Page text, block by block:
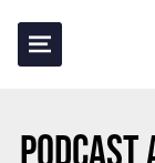
TERUG NAAR